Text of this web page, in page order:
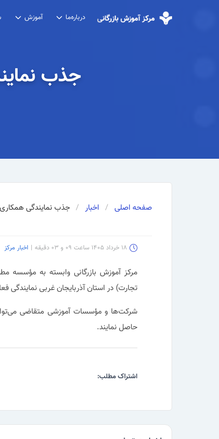
درباره‌ما آموزش
جذب
صفحه اصلی اخبار جذب نمایندگی
۱۸ خرداد ۱۴۰۵ ساعت ۰۹ و ۰۳ دقیقه | اخبار مرکز
مرکز آموزش بازرگانی وابسته به مؤسسه
تجارت) در استان آذربایجان غربی نمایندگی
حاصل نمایند.
اشتراک مطلب: